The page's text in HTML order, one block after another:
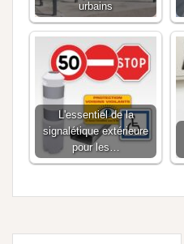
urbains
L'essentiel de la
signalétique extérieure
pour les…